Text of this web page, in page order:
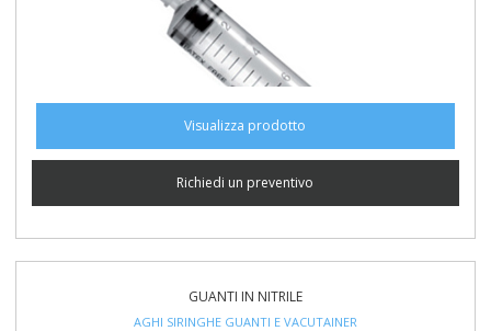
Visualizza prodotto
Richiedi un preventivo
GUANTI IN NITRILE
AGHI SIRINGHE GUANTI E VACUTAINER